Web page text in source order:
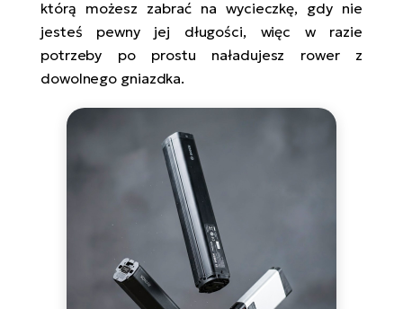
którą możesz zabrać na wycieczkę, gdy nie
jesteś pewny jej długości, więc w razie
potrzeby po prostu naładujesz rower z
dowolnego gniazdka.